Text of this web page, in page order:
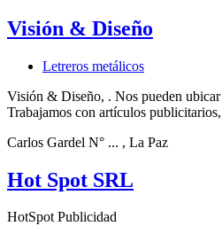
Visión & Diseño
Letreros metálicos
Visión & Diseño, . Nos pueden
Trabajamos con artículos
Carlos Gardel N° ... , La Paz
Hot Spot SRL
HotSpot Publicidad